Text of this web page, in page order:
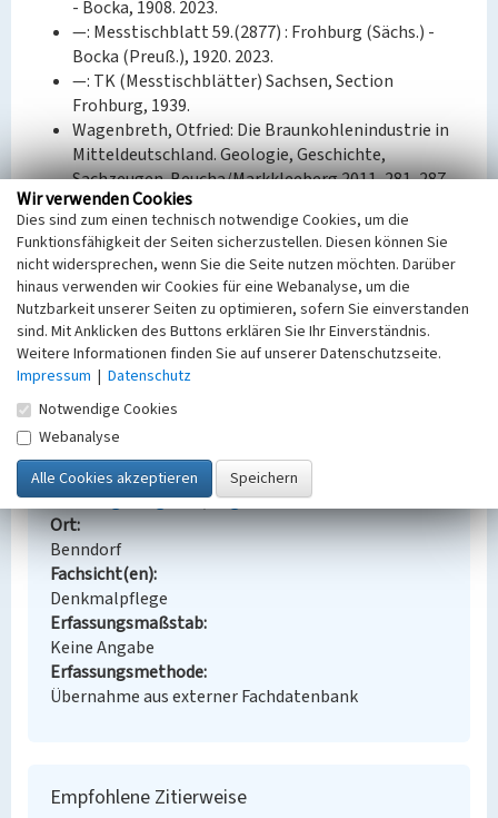
- Bocka, 1908. 2023.
—: Messtischblatt 59.(2877) : Frohburg (Sächs.) -
Bocka (Preuß.), 1920. 2023.
—: TK (Messtischblätter) Sachsen, Section
Frohburg, 1939.
Wagenbreth, Otfried: Die Braunkohlenindustrie in
Mitteldeutschland. Geologie, Geschichte,
Sachzeugen. Beucha/Markkleeberg 2011, 281, 287,
289.
Berkner, Andreas: Der Braunkohlenbergbau im
Südraum Leipzig. Freiberg 2003, 4.
Bauherr / Auftraggeber:
--
BKM-Nummer:30400099
Einsiedelsche Braunkohlenwerke, Benndorf
Schlagwörter
Untertagebergwerk Tagebau
Ort
Benndorf
Fachsicht(en)
Denkmalpflege
Erfassungsmaßstab
Keine Angabe
Erfassungsmethode
Übernahme aus externer Fachdatenbank
Empfohlene Zitierweise
Wir verwenden Cookies
Dies sind zum einen technisch notwendige Cookies, um die
Funktionsfähigkeit der Seiten sicherzustellen. Diesen können Sie
nicht widersprechen, wenn Sie die Seite nutzen möchten. Darüber
hinaus verwenden wir Cookies für eine Webanalyse, um die
Nutzbarkeit unserer Seiten zu optimieren, sofern Sie einverstanden
sind. Mit Anklicken des Buttons erklären Sie Ihr Einverständnis.
Weitere Informationen finden Sie auf unserer Datenschutzseite.
Impressum | Datenschutz
Notwendige Cookies
Webanalyse